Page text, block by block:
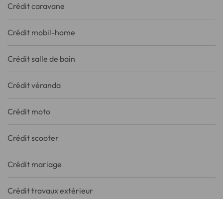
Crédit caravane
Crédit mobil-home
Crédit salle de bain
Crédit véranda
Crédit moto
Crédit scooter
Crédit mariage
Crédit travaux extérieur